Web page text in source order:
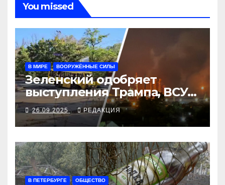
You missed
В МИРЕ ВООРУЖЁННЫЕ СИЛЫ
Зеленский одобряет
выступления Трампа, ВСУ
закрыли Добропольский
рубеж
26.09.2025 РЕДАКЦИЯ
В ПЕТЕРБУРГЕ ОБЩЕСТВО